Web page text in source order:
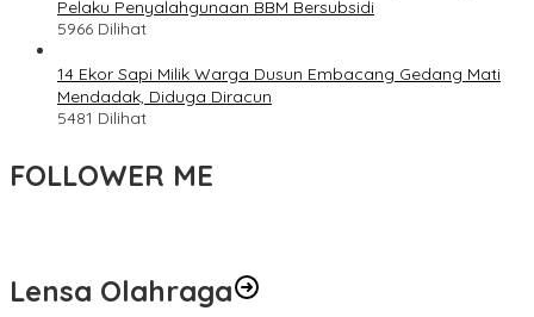
Pelaku Penyalahgunaan BBM Bersubsidi
5966 Dilihat
14 Ekor Sapi Milik Warga Dusun Embacang Gedang Mati
Mendadak, Diduga Diracun
5481 Dilihat
FOLLOWER ME
Lensa Olahraga